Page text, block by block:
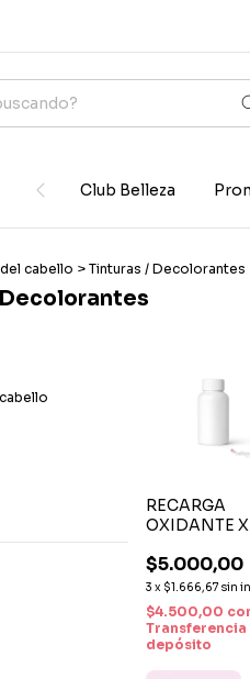
Club Belleza
cabello > Tinturas / Decolorantes
RECARGA
OXIDANTE
$5.000,00
3 x $1.666,67 sin
$4.500,00
Transferencia
depósito